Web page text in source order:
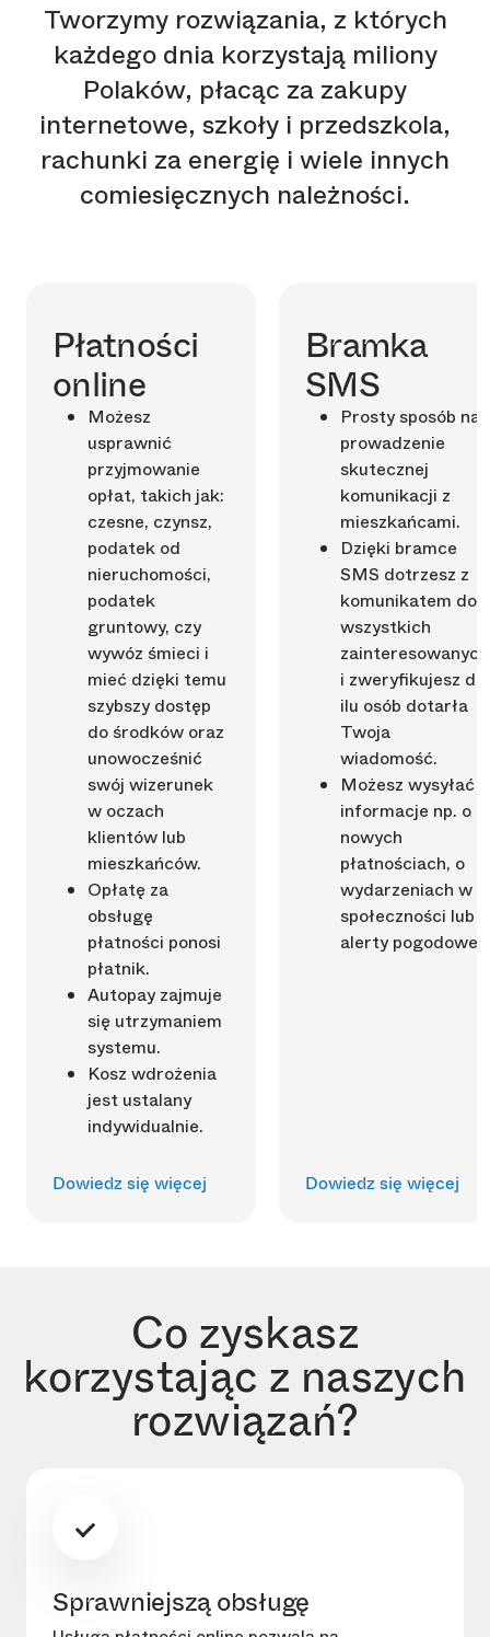
Tworzymy rozwiązania, z których
każdego dnia korzystają miliony
Polaków, płacąc za zakupy
internetowe, szkoły i przedszkola,
rachunki za energię i wiele innych
comiesięcznych należności.
Płatności
online
Możesz
usprawnić
przyjmowanie
opłat, takich jak:
czesne, czynsz,
podatek od
nieruchomości,
podatek
gruntowy, czy
wywóz śmieci i
mieć dzięki temu
szybszy dostęp
do środków oraz
unowocześnić
swój wizerunek
w oczach
klientów lub
mieszkańców.
Opłatę za
obsługę
płatności ponosi
płatnik.
Autopay zajmuje
się utrzymaniem
systemu.
Kosz wdrożenia
jest ustalany
indywidualnie.
Dowiedz się więcej
Bramka
SMS
Prosty sposób na
prowadzenie
skutecznej
komunikacji z
mieszkańcami.
Dzięki bramce
SMS dotrzesz z
komunikatem do
wszystkich
zainteresowanych
i zweryfikujesz do
ilu osób dotarła
Twoja
wiadomość.
Możesz wysyłać
informacje np. o
nowych
płatnościach, o
wydarzeniach w
społeczności lub
alerty pogodowe.
Dowiedz się więcej
Co zyskasz
korzystając z naszych
rozwiązań?
Sprawniejszą obsługę